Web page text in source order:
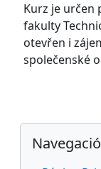
Kurz je
fakulty
otevřen i
společenské
Bloques
Salta